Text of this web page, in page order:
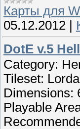
Карты для
05.12.2012
DotE v.5
Category:
Tileset:
Dimensions:
Playable